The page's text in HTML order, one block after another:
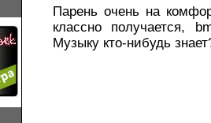
Парень очень на
классно получается,
Музыку кто-нибудь